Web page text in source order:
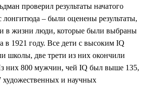
проверил результаты начатого
– были оценены результаты,
в жизни люди, которые были выбраны
в 1921 году. Все дети с высоким IQ
школы, две трети из них окончили
них 800 мужчин, чей IQ был выше 135,
художественных и научных